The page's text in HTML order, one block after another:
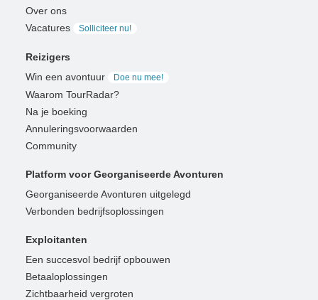
Over ons
Vacatures
Solliciteer nu!
Reizigers
Win een avontuur
Doe nu mee!
Waarom TourRadar?
Na je boeking
Annuleringsvoorwaarden
Community
Platform voor Georganiseerde Avonturen
Georganiseerde Avonturen uitgelegd
Verbonden bedrijfsoplossingen
Exploitanten
Een succesvol bedrijf opbouwen
Betaaloplossingen
Zichtbaarheid vergroten